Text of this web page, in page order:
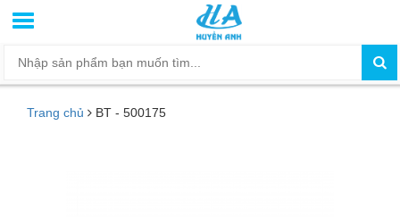
Trang chủ BT - 500175